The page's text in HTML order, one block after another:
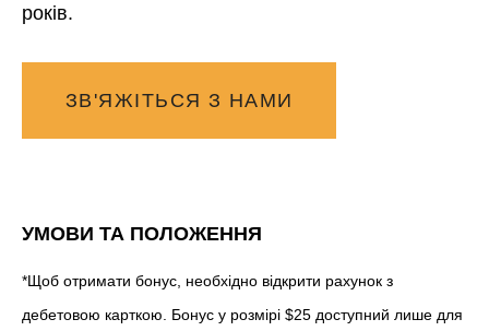
років.
ЗВ'ЯЖІТЬСЯ З НАМИ
УМОВИ ТА ПОЛОЖЕННЯ
*Щоб отримати бонус, необхідно відкрити рахунок з
дебетовою карткою. Бонус у розмірі $25 доступний лише для